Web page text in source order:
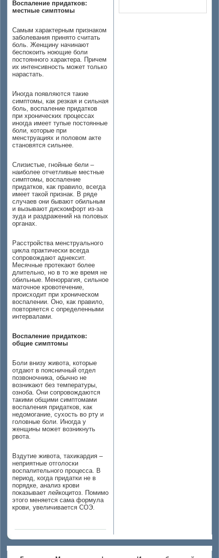
Воспаление придатков:
местные симптомы
Самым характерным признаком
заболевания принято считать
боль. Женщину начинают
беспокоить ноющие боли
постоянного характера. Причем
их интенсивность может только
нарастать.
Иногда появляются такие
симптомы, как резкая и сильная
боль, воспаление придатков
при хронических процессах
иногда имеет тупые постоянные
боли, которые при
менструациях и половом акте
становятся сильнее.
Слизистые, гнойные бели –
наиболее отчетливые местные
симптомы, воспаление
придатков, как правило, всегда
имеет такой признак. В ряде
случаев они бывают обильным
и вызывают дискомфорт из-за
зуда и раздражений на половых
органах.
Расстройства менструального
цикла практически всегда
сопровождают аднексит.
Месячные протекают более
длительно, но в то же время не
обильные. Меноррагия, сильное
маточное кровотечение,
происходит при хроническом
воспалении. Оно, как правило,
повторяется с определенными
интервалами.
Воспаление придатков:
общие симптомы
Боли внизу живота, которые
отдают в поясничный отдел
позвоночника, обычно не
возникают без температуры,
озноба. Они сопровождаются
такими общими симптомами
воспаления придатков, как
недомогание, сухость во рту и
головные боли. Иногда у
женщины может возникнуть
рвота.
Вздутие живота, тахикардия –
неприятные отголоски
воспалительного процесса. В
период, когда придатки не в
порядке, анализ крови
показывает лейкоцитоз. Помимо
этого меняется сама формула
крови, увеличивается СОЭ.